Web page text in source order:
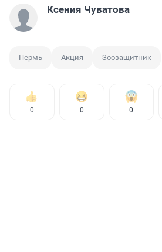
Ксения Чуватова
Пермь Акция Зоозащитник
0 0 0